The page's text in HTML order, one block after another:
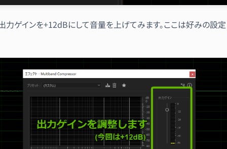
力ゲインを+12dBにして音量を上げてみます。ここは好みの設定